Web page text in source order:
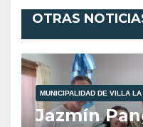
OTRAS
MUNICIPALIDAD DE VILLA
Jazmín